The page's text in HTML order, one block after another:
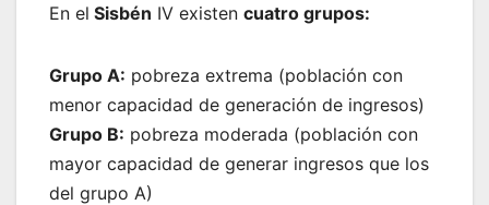
En el Sisbén IV existen cuatro grupos:
Grupo A: pobreza extrema (población con
menor capacidad de generación de ingresos)
Grupo B: pobreza moderada (población con
mayor capacidad de generar ingresos que los
del grupo A)